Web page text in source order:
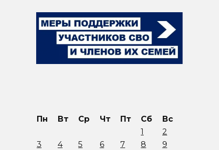
Пн Вт Ср Чт Пт Сб
Вс
1
2
3
4 5 6 7 8
9